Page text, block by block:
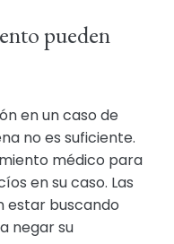
pueden
en un caso de
no es suficiente.
médico para
en su caso. Las
estar buscando
negar su